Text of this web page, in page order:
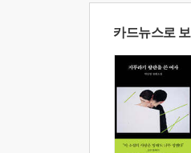
카드뉴스로